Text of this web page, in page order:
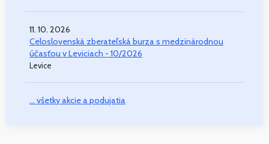
11. 10. 2026
Celoslovenská zberateľská burza s medzinárodnou
účasťou v Leviciach - 10/2026
Levice
... všetky akcie a podujatia